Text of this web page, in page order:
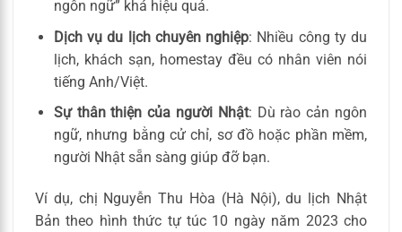
ngôn ngữ” khá hiệu quả.
Dịch vụ du lịch chuyên nghiệp: Nhiều công ty du
lịch, khách sạn, homestay đều có nhân viên nói
tiếng Anh/Việt.
Sự thân thiện của người Nhật: Dù rào cản ngôn
ngữ, nhưng bằng cử chỉ, sơ đồ hoặc phần mềm,
người Nhật sẵn sàng giúp đỡ bạn.
Ví dụ, chị Nguyễn Thu Hòa (Hà Nội), du lịch Nhật
Bản theo hình thức tự túc 10 ngày năm 2023 cho